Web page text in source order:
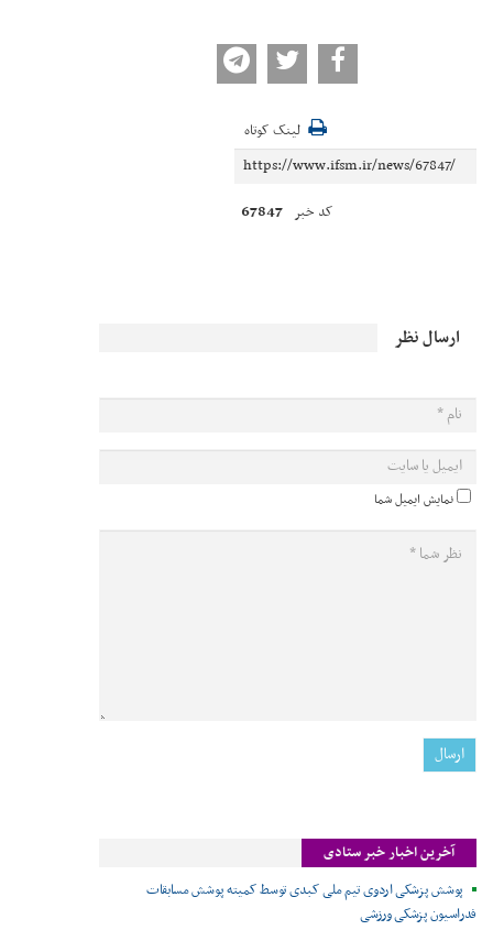
لینک کوتاه
کد خبر 67847
ارسال نظر
نمایش ایمیل شما
آخرین اخبار خبر ستادی
پوشش پزشکی اردوی تیم ملی کبدی توسط کمیته پوشش مسابقات
فدراسیون پزشکی ورزشی